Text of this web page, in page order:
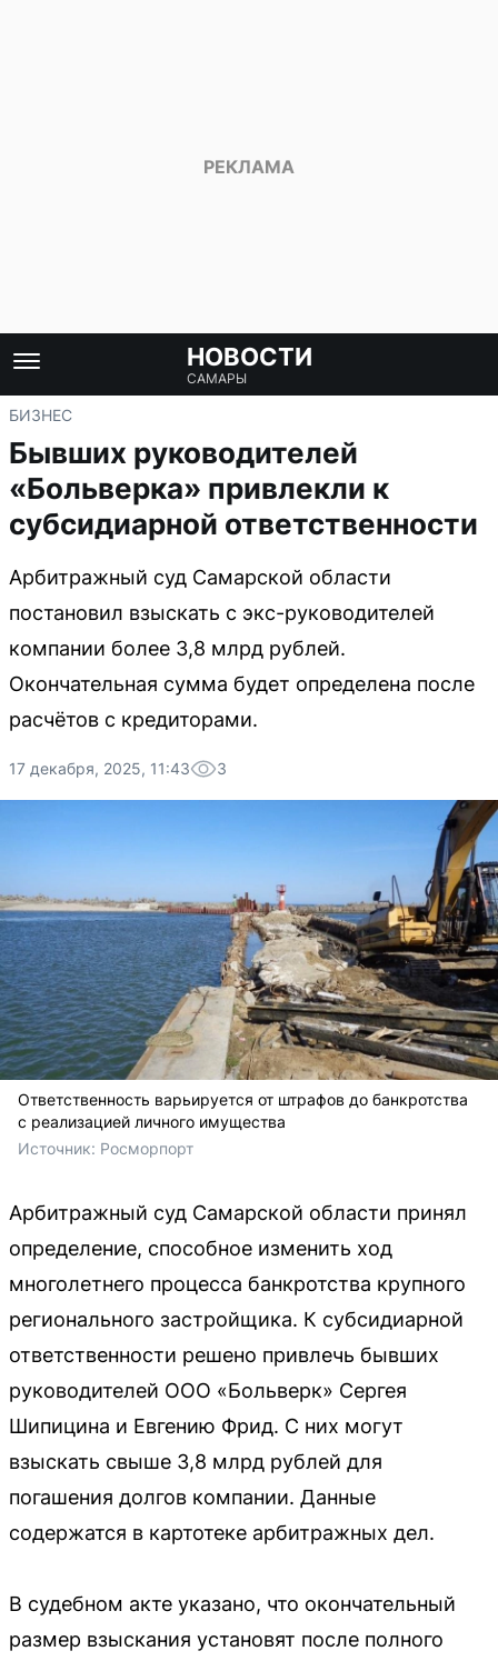
НОВОСТИ
САМАРЫ
БИЗНЕС
Бывших руководителей
«Больверка» привлекли к
субсидиарной ответственности
Арбитражный суд Самарской области
постановил взыскать с экс-руководителей
компании более 3,8 млрд рублей.
Окончательная сумма будет определена после
расчётов с кредиторами.
17 декабря, 2025, 11:43 3
Ответственность варьируется от штрафов до банкротства
с реализацией личного имущества
Источник: Росморпорт
Арбитражный суд Самарской области принял
определение, способное изменить ход
многолетнего процесса банкротства крупного
регионального застройщика. К субсидиарной
ответственности решено привлечь бывших
руководителей ООО «Больверк» Сергея
Шипицина и Евгению Фрид. С них могут
взыскать свыше 3,8 млрд рублей для
погашения долгов компании. Данные
содержатся в картотеке арбитражных дел.
В судебном акте указано, что окончательный
размер взыскания установят после полного